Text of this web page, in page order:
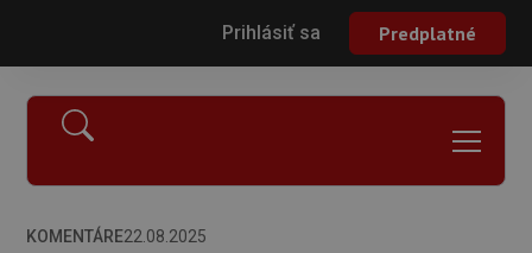
Prihlásiť sa Predplatné
KOMENTÁRE22.08.2025